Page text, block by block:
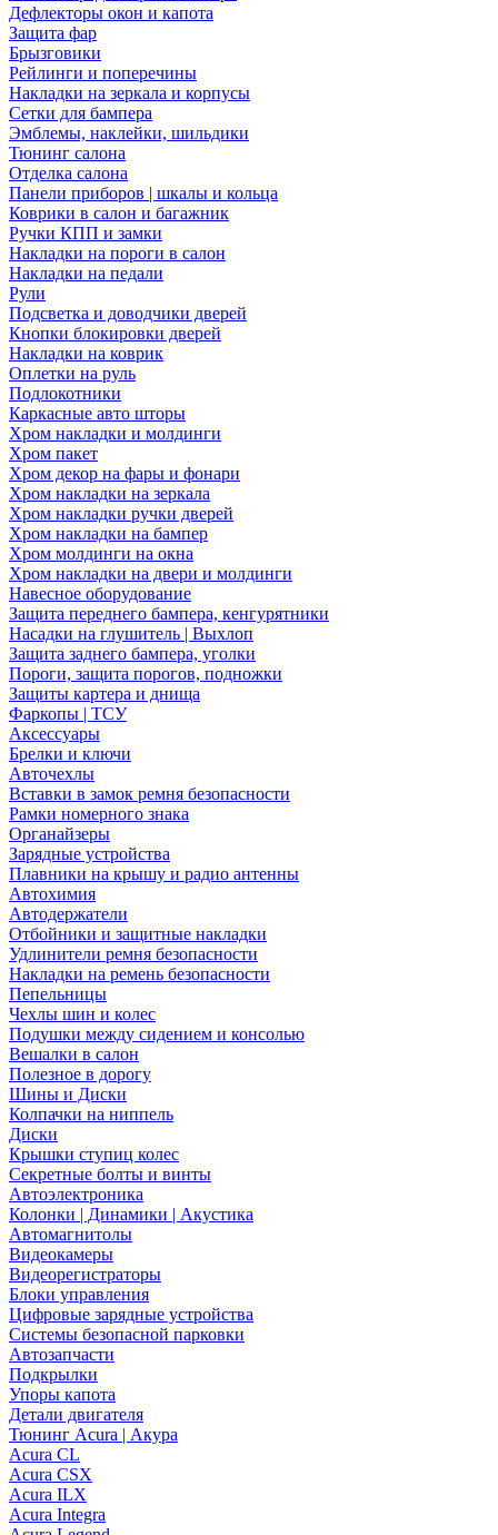
Дефлекторы окон и капота
Защита фар
Брызговики
Рейлинги и поперечины
Накладки на зеркала и корпусы
Сетки для бампера
Эмблемы, наклейки, шильдики
Тюнинг салона
Отделка салона
Панели приборов | шкалы и кольца
Коврики в салон и багажник
Ручки КПП и замки
Накладки на пороги в салон
Накладки на педали
Рули
Подсветка и доводчики дверей
Кнопки блокировки дверей
Накладки на коврик
Оплетки на руль
Подлокотники
Каркасные авто шторы
Хром накладки и молдинги
Хром пакет
Хром декор на фары и фонари
Хром накладки на зеркала
Хром накладки ручки дверей
Хром накладки на бампер
Хром молдинги на окна
Хром накладки на двери и молдинги
Навесное оборудование
Защита переднего бампера, кенгурятники
Насадки на глушитель | Выхлоп
Защита заднего бампера, уголки
Пороги, защита порогов, подножки
Защиты картера и днища
Фаркопы | ТСУ
Аксессуары
Брелки и ключи
Авточехлы
Вставки в замок ремня безопасности
Рамки номерного знака
Органайзеры
Зарядные устройства
Плавники на крышу и радио антенны
Автохимия
Автодержатели
Отбойники и защитные накладки
Удлинители ремня безопасности
Накладки на ремень безопасности
Пепельницы
Чехлы шин и колес
Подушки между сидением и консолью
Вешалки в салон
Полезное в дорогу
Шины и Диски
Колпачки на ниппель
Диски
Крышки ступиц колес
Секретные болты и винты
Автоэлектроника
Колонки | Динамики | Акустика
Автомагнитолы
Видеокамеры
Видеорегистраторы
Блоки управления
Цифровые зарядные устройства
Системы безопасной парковки
Автозапчасти
Подкрылки
Упоры капота
Детали двигателя
Тюнинг Acura | Акура
Acura CL
Acura CSX
Acura ILX
Acura Integra